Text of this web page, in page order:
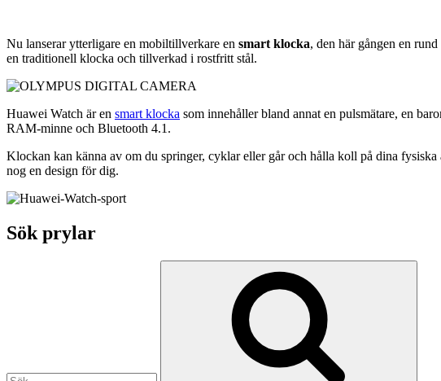
Nu lanserar ytterligare en mobiltillverkare en smart klocka, den här gången en
en traditionell klocka och tillverkad i rostfritt stål.
Huawei Watch är en smart klocka som innehåller bland annat en pulsmätare, en
RAM-minne och Bluetooth 4.1.
Klockan kan känna av om du springer, cyklar eller går och hålla koll på dina
nog en design för dig.
Sök prylar